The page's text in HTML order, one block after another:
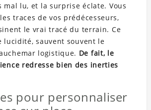
mal lu, et la surprise éclate. Vous
traces de vos prédécesseurs,
le vrai tracé du terrain. Ce
lucidité, sauvent souvent le
logistique. De fait, le
redresse bien des inerties
pour personnaliser